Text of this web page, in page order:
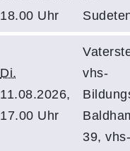
18.00 Uhr
Di.
11.08.2026,
17.00 Uhr
vhs-
39,